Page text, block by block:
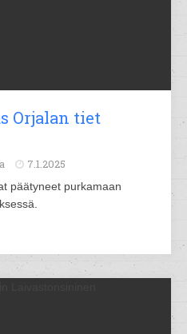
Orjalan tiet
7.1.2025
päätyneet purkamaan